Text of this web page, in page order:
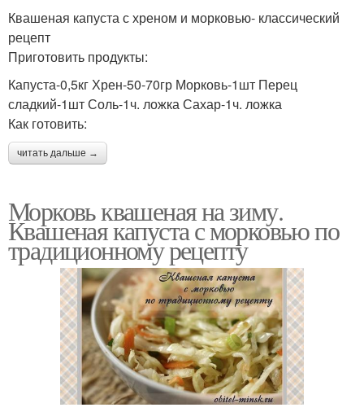
Квашеная капуста с хреном и морковью- классический
рецепт
Приготовить продукты:
Капуста-0,5кг Хрен-50-70гр Морковь-1шт Перец
сладкий-1шт Соль-1ч. ложка Сахар-1ч. ложка
Как готовить:
читать дальше →
Морковь квашеная на зиму.
Квашеная капуста с морковью по
традиционному рецепту